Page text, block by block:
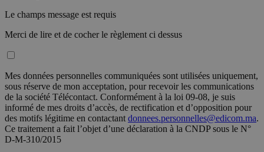
Le champs message est requis
Merci de lire et de cocher le règlement ci dessus
Mes données personnelles communiquées sont utilisées uniquement,
sous réserve de mon acceptation, pour recevoir les communications
de la société Télécontact. Conformément à la loi 09-08, je suis
informé de mes droits d’accès, de rectification et d’opposition pour
des motifs légitime en contactant donnees.personnelles@edicom.ma.
Ce traitement a fait l’objet d’une déclaration à la CNDP sous le N°
D-M-310/2015